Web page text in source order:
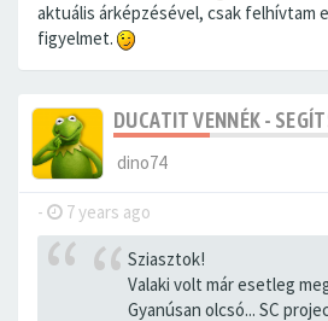
aktuális árképzésével, csak felhívtam
figyelmet.
DUCATIT VENNÉK -
dino74
- 7 years ago
Sziasztok!
Valaki volt már esetleg
Gyanúsan olcsó... SC